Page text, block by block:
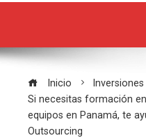
Inicio
Si necesitas formación
equipos en Panamá, te
Outsourcing